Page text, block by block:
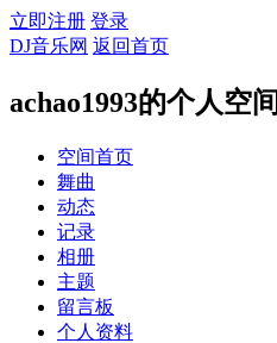
立即注册 登录
DJ音乐网 返回首页
achao1993的个人空间
空间首页
舞曲
动态
记录
相册
主题
留言板
个人资料